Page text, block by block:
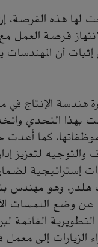
لها هذه الفرصة،
فرصة العمل
إثبات أن
هندسة الإنتاج في
بهذا التحدي
موظفاتها. كما
لتعزيز إدارة
إستراتيجية
هلدر، وهو
عن وضع
القائمة
إلى معمل